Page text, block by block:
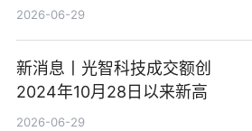
2026-06-29
新消息丨光智科技成交额创
2024年10月28日以来新高
2026-06-29